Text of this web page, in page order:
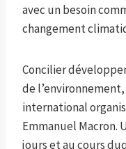
avec un besoin
changement
Concilier
de
international
Emmanuel Macron.
jours et au cours